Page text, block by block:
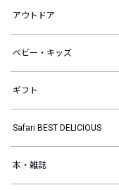
アウトドア
ベビー・キッズ
ギフト
Safari BEST DELICIOUS
本・雑誌